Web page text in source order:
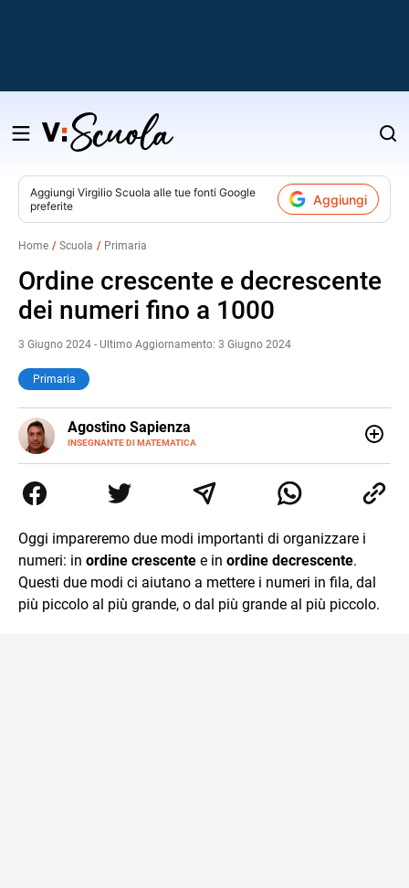
Salta
contenuto
Aggiungi Virgilio Scuola alle tue fonti Google
preferite
Aggiungi
Home Scuola Primaria
Ordine crescente e decrescente
dei numeri fino a 1000
3 Giugno 2024 - Ultimo Aggiornamento: 3 Giugno 2024
Primaria
Agostino Sapienza
INSEGNANTE DI MATEMATICA
E-
MAIL
LINKEDIN
Tommaso Gulli. Ho conseguito la laurea triennale in
Relazioni Internazionali a Messina e in Economia
commercialisti sono stato chiamato per una supplenza
covid nella classe di insegnamento A47. Ho poi
conseguito l'abilitazione a Trieste nel sostegno e sono
entrato di ruolo nel 2023
Oggi impareremo due modi importanti di organizzare i
numeri: in ordine crescente e in ordine decrescente.
Questi due modi ci aiutano a mettere i numeri in fila, dal
più piccolo al più grande, o dal più grande al più piccolo.